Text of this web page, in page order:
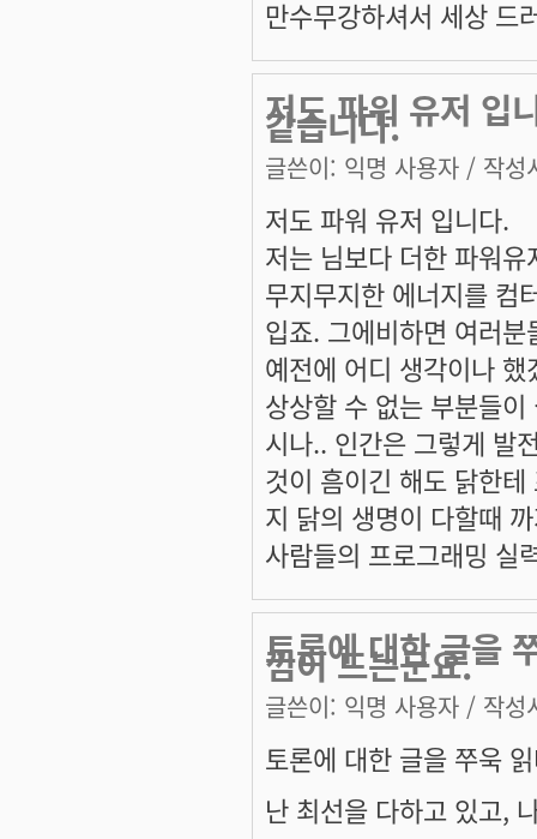
만수무강하셔서 세상 드
저도 파워 유저 입
같습니다.
글쓴이: 익명 사용자 / 작성
저도 파워 유저 입니다.
저는 님보다 더한 파워
무지무지한 에너지를 컴
입죠. 그에비하면 여러
예전에 어디 생각이나
상상할 수 없는 부분들
시나.. 인간은 그렇게 발
것이 흠이긴 해도 닭한
지 닭의 생명이 다할때
사람들의 프로그래밍 실
토론에 대한 글을
낌이 드는군요.
글쓴이: 익명 사용자 / 작성
토론에 대한 글을 쭈욱
난 최선을 다하고 있고,